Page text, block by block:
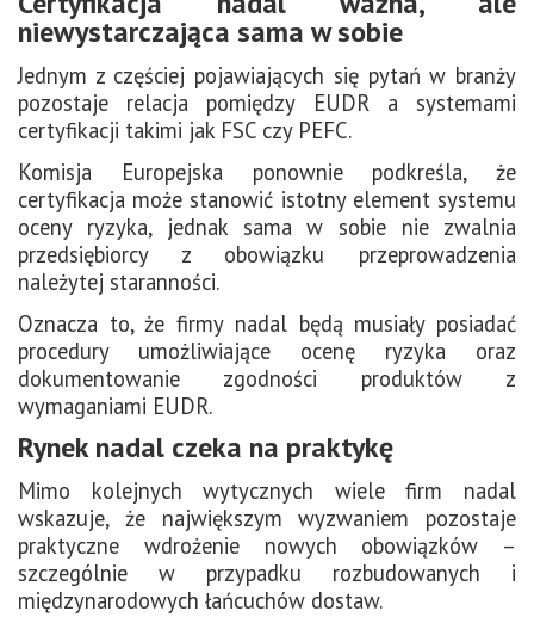
niewystarczająca sama w sobie
Jednym z częściej pojawiających się pytań w branży
pozostaje relacja pomiędzy EUDR a systemami
certyfikacji takimi jak FSC czy PEFC.
Komisja Europejska ponownie podkreśla, że
certyfikacja może stanowić istotny element systemu
oceny ryzyka, jednak sama w sobie nie zwalnia
przedsiębiorcy z obowiązku przeprowadzenia
należytej staranności.
Oznacza to, że firmy nadal będą musiały posiadać
procedury umożliwiające ocenę ryzyka oraz
dokumentowanie zgodności produktów z
wymaganiami EUDR.
Rynek nadal czeka na praktykę
Mimo kolejnych wytycznych wiele firm nadal
wskazuje, że największym wyzwaniem pozostaje
praktyczne wdrożenie nowych obowiązków –
szczególnie w przypadku rozbudowanych i
międzynarodowych łańcuchów dostaw.